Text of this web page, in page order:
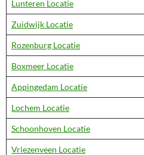
Lunteren Locatie
Zuidwijk Locatie
Rozenburg Locatie
Boxmeer Locatie
Appingedam Locatie
Lochem Locatie
Schoonhoven Locatie
Vriezenveen Locatie